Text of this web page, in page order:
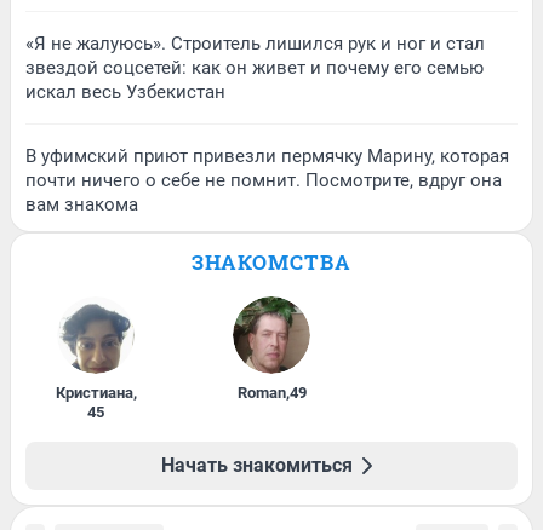
«Я не жалуюсь». Строитель лишился рук и ног и стал
звездой соцсетей: как он живет и почему его семью
искал весь Узбекистан
В уфимский приют привезли пермячку Марину, которая
почти ничего о себе не помнит. Посмотрите, вдруг она
вам знакома
ЗНАКОМСТВА
Кристиана,
45
Roman,49
Начать знакомиться